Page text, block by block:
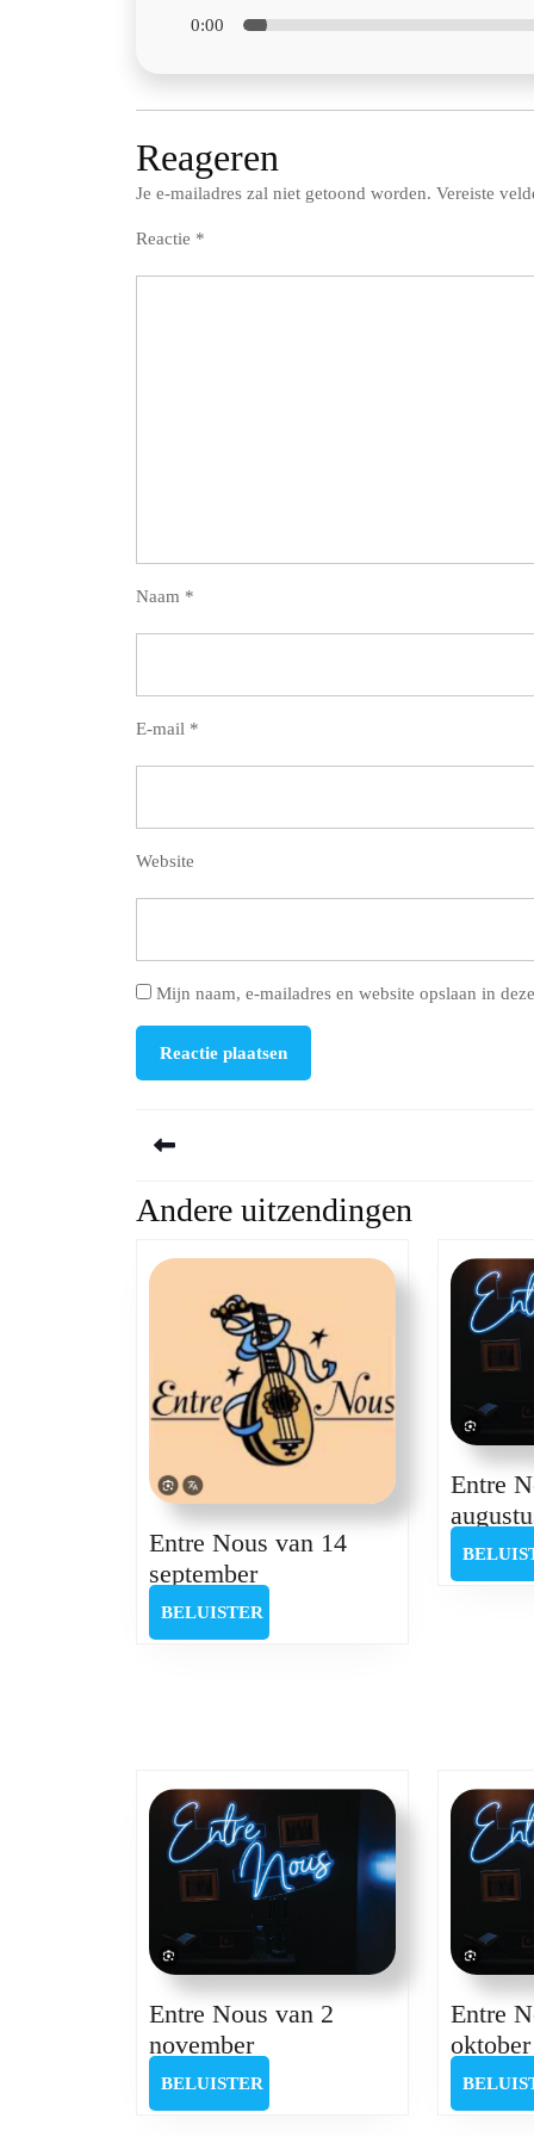
0:00
Reageren
Je e-mailadres zal niet getoond worden. Vereiste
Reactie *
Naam *
E-mail *
Website
Mijn naam, e-mailadres en website opslaan in
Previous
Andere uitzendingen
Entre Nous van 14
septemberEntre
Nous
van
BELUISTER
Entre
Entre Nous van 2
novemberEntre
Nous
van
BELUISTER
Entre
oktober